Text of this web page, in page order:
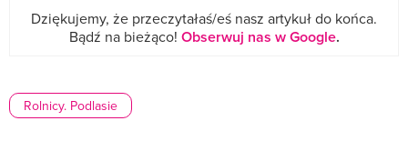
Dziękujemy, że przeczytałaś/eś nasz artykuł do końca.
Bądź na bieżąco! Obserwuj nas w Google.
Rolnicy. Podlasie